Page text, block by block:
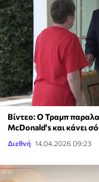
Βίντεο: Ο Τραμπ
McDonald's και κάνει
Διεθνή 14.04.2026 09:23